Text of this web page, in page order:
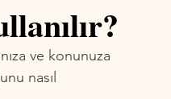
ve konunuza
nasıl